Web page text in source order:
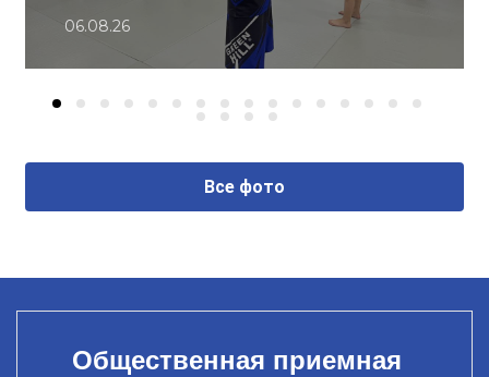
06.08.26
Все фото
Общественная приемная